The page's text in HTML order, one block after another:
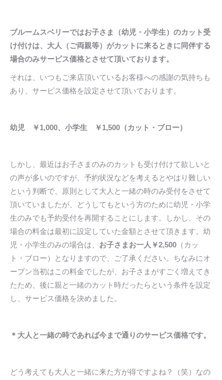
ブルームスベリーではお子さま（幼児・小学生）のカット受
け付けは、大人（ご両親等）がカットに来るときに同伴する
場合のみサービス価格とさせて頂いております。
それは、いつもご来店頂いているお客様への感謝の気持ちも
あり、サービス価格を設定させて頂いております。
幼児 ￥1,000、小学生 ￥1,500（カット・ブロー）
しかし、最近はお子さまのみのカットも受け付けて欲しいと
の声が多いのですが、予約状況などを考えるとやはり難しい
という判断で、原則として大人と一緒の時のみ受付をさせて
頂いていましたが、どうしてもという方のために幼児・小学
生のみでも予約受付を再開することにします。しかし、その
場合の料金は最初に設定していた金額とさせて頂きます。幼
児・小学生のみの場合は、 お子さまお一人￥2,500 （カッ
ト・ブロー）となりますので、ご了承ください。ちなみにオ
ープン当初はこの料金でしたが、お子さまがすごく増えてき
たため、後に親と一緒のカット時だったらという条件を設定
し、サービス価格を決めました。
＊大人と一緒の時であれば今まで通りのサービス価格です。
どう考えても大人と一緒に来た方が得ですよね？（笑）なの